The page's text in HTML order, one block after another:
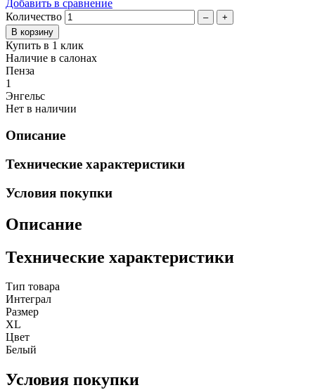
Добавить в сравнение
Количество
– +
Купить в 1 клик
Наличие в салонах
Пенза
1
Энгельс
Нет в наличии
Описание
Технические характеристики
Условия покупки
Описание
Технические характеристики
Тип товара
Интеграл
Размер
XL
Цвет
Белый
Условия покупки